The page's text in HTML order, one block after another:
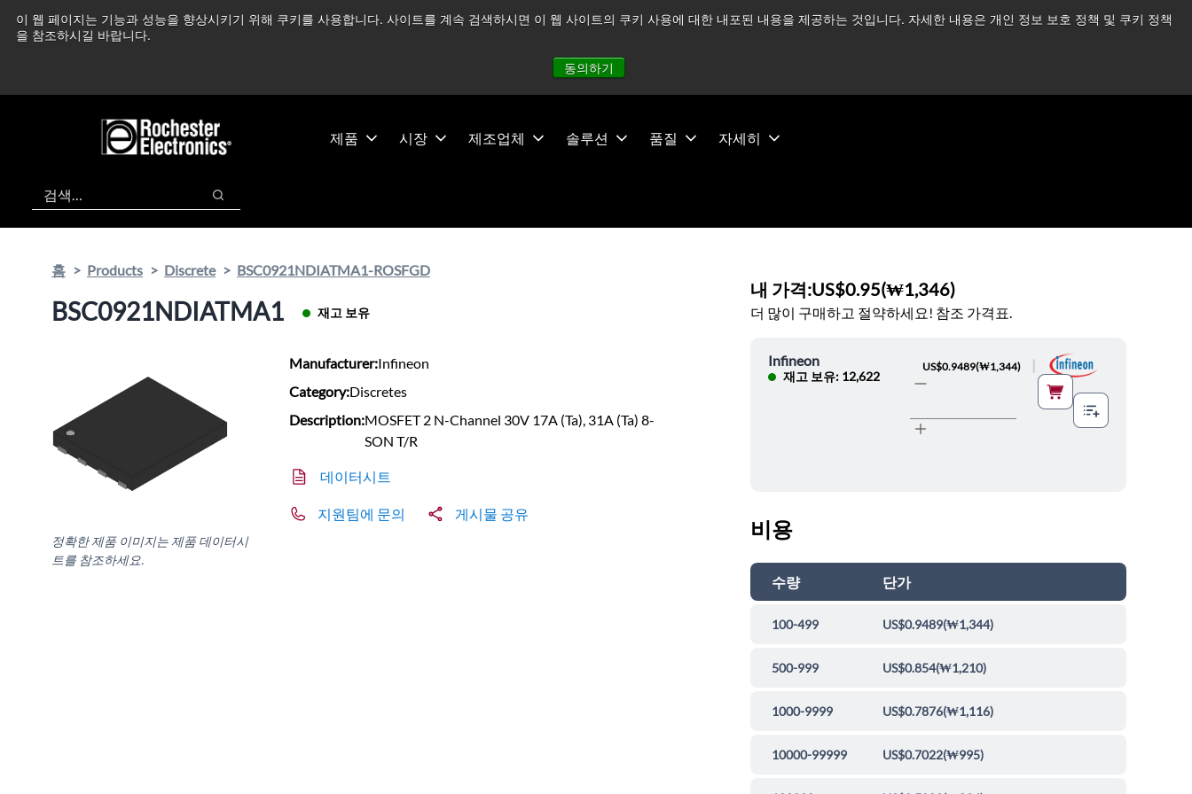
이 웹 페이지는 기능과 성능을 향상시키기 위해 쿠키를 사용합니다. 사이트를 계속 검색하시면 이 웹 사이트의 쿠키 사용에 대한 내포된 내용을 제공하는 것입니다. 자세한 내용은 개인 정보 보호 정책 및 쿠키 정책
을 참조하시길 바랍니다.
동의하기
츠
건
중동 지역 상황을 지속적으로 주시하고 있으며, 모든 서비스는 정상적으로 운영되고 있습니다. 더 읽어보기 →
제품 시장 제조업체 솔루션 품질 자세히
검색
검색
홈 Products Discrete BSC0921NDIATMA1-ROSFGD
BSC0921NDIATMA1 재고 보유
정확한 제품 이미지는 제품 데이터시
트를 참조하세요.
Manufacturer:Infineon
Category:Discretes
Description:MOSFET 2 N-Channel 30V 17A (Ta), 31A (Ta) 8-
SON T/R
데이터시트
지원팀에 문의 게시물 공유
내 가격:US$0.95(₩1,346)
더 많이 구매하고 절약하세요! 참조 가격표.
Infineon
재고 보유: 12,622
US$0.9489(₩1,344)
비용
수량 단가
100-499 US$0.9489(₩1,344)
500-999 US$0.854(₩1,210)
1000-9999 US$0.7876(₩1,116)
10000-99999 US$0.7022(₩995)